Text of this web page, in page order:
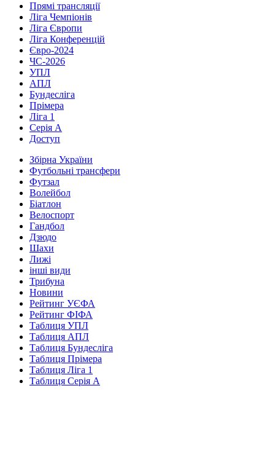
Прямі трансляції
Ліга Чемпіонів
Ліга Європи
Ліга Конференцій
Євро-2024
ЧС-2026
УПЛ
АПЛ
Бундесліга
Прімера
Ліга 1
Серія А
Доступ
Збірна України
Футбольні трансфери
Футзал
Волейбол
Біатлон
Велоспорт
Гандбол
Дзюдо
Шахи
Лижі
інші види
Трибуна
Новини
Рейтинг УЄФА
Рейтинг ФІФА
Таблиця УПЛ
Таблиця АПЛ
Таблиця Бундесліга
Таблиця Прімера
Таблиця Ліга 1
Таблиця Серія А